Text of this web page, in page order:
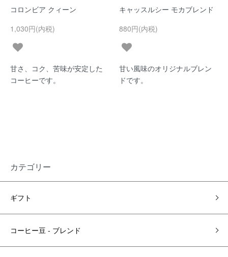
コロンビア クィーン
1,030円(内税)
甘さ、コク、苦味が安定した
コーヒーです。
キャッスルシー モカブレンド
880円(内税)
甘い風味のオリジナルブレン
ドです。
カテゴリー
ギフト
コーヒー豆 - ブレンド